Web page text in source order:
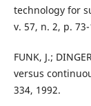
technology for
v. 57, n. 2, p.
FUNK, J.;
versus
334, 1992.